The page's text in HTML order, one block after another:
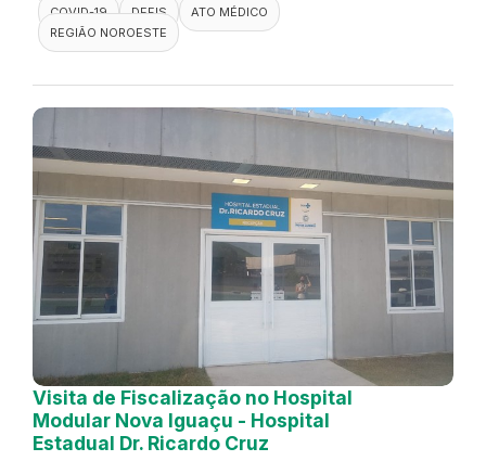
COVID-19
DEFIS
ATO MÉDICO
REGIÃO NOROESTE
Visita de Fiscalização no Hospital
Modular Nova Iguaçu - Hospital
Estadual Dr. Ricardo Cruz